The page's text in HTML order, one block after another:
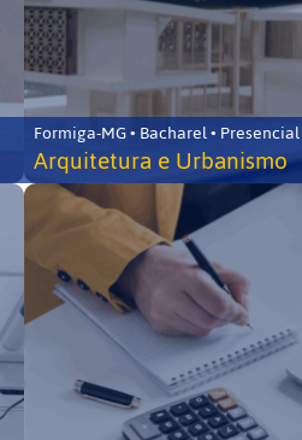
Formiga-MG • Bacharel • Presencial
Arquitetura e Urbanismo